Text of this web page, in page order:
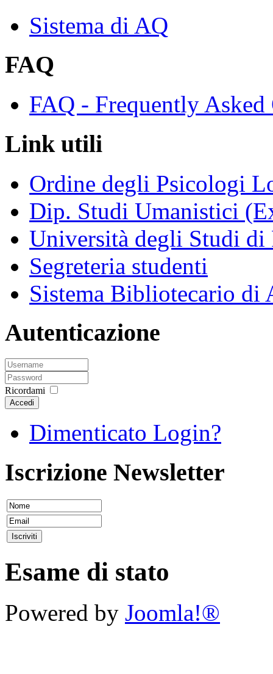
Sistema di AQ
FAQ
FAQ - Frequently Asked
Link utili
Ordine degli Psicologi
Dip. Studi Umanistici
Università degli Studi di
Segreteria studenti
Sistema Bibliotecario di
Autenticazione
Ricordami
Accedi
Dimenticato Login?
Iscrizione Newsletter
Esame di stato
Powered by Joomla!®